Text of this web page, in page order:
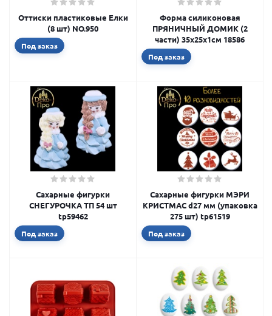
Оттиски пластиковые Елки
(8 шт) NO.950
Под заказ
Форма силиконовая
ПРЯНИЧНЫЙ ДОМИК (2
части) 35х25х1см 18586
Под заказ
Сахарные фигурки
СНЕГУРОЧКА ТП 54 шт
tp59462
Под заказ
Сахарные фигурки МЭРИ
КРИСТМАС d27 мм (упаковка
275 шт) tp61519
Под заказ